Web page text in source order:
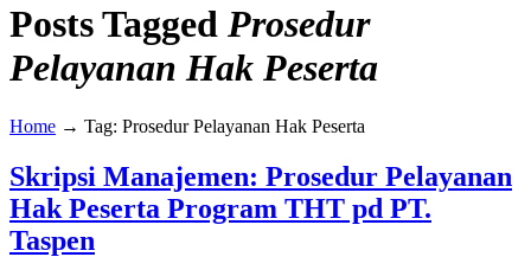
Posts Tagged Prosedur
Pelayanan Hak Peserta
Home → Tag: Prosedur Pelayanan Hak Peserta
Skripsi Manajemen: Prosedur Pelayanan
Hak Peserta Program THT pd PT.
Taspen